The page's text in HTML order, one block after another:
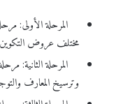
المرحلة الأولى:
مختلف عروض التكوين
المرحلة الثانية:
وترسيخ المعارف